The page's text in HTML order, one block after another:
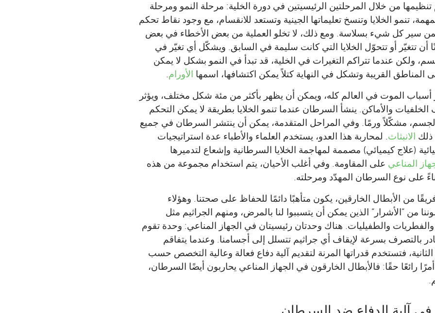
خاضتها خلال نشأتها بجوار الشاطئ ومُعلّمي العلوم الذين زادوا من
مبدعة من أمريكا اللاتينية تتمتع بمهارات رائعة في التواصل وإلقاء
Kevin Alicea-Torres
تنظيمها من خلال المرحلتين الرئيسيتين في دورة الخلية: مرحلة النمو ومرحلة
تنمو الخلايا وتنسخ تعليماتها الجينية وتستعد للانقسام، مع وجود نقاط تحكم
سير كل شيء بسلاسة. ومع ذلك، لا تخلو العملية من بعض الأخطاء في بعض
أن تتغيّر أو تتحوّل الخلايا التي كانت سليمة في السابق. ويشكّل أي تغيّر في
ولكن عندما تتراكم التغيرات في الخلية، قد تبدأ في النمو بشكل لا يمكن
المناطق القريبة وتشكل في النهاية كتلاً يمكن اكتشافها، اسمها الأورام.
أسباب الموت في العالم كله، ويمكن أن يظهر بأكثر من مئة شكل مختلف، ويؤثر
والأماكن. ينشأ السرطان عندما تنمو الخلايا بطريقة لا يمكن التحكم
مشكّلاً ورمًا. وفي المراحل المتقدمة، يمكن أن ينتشر السرطان في جميع
ذلك الانبثاث. لمحاربة هذا العدو، يستخدم العلماء والأطباء عدة استراتيجيات
(علاج كيميائي) مصممة لمهاجمة الخلايا السرطانية وإشعاع لتدميرها
المناعي على المقاومة. وفي أغلب الأحيان، يتم استخدام مجموعة من هذه
على نوع السرطان المهدّد ومرحلته.
من الأبطال الخارقين، يكون متأهبًا دائمًا للحفاظ على صحتنا. وهؤلاء
من ”الأشرار” الذين يمكن أن يتسببوا لنا بالمرض، ومنهم الجراثيم مثل
والفطريات والطفيليات. هناك وحدتان رئيسيتان في الجهاز المناعي: وحدة تقوم
بالتصرف بسرعة لإيقاف أي جراثيم تتسلل إلى أجسامنا. وعندما يتفاقم
فتستخدم قدراتها المرنة لتقديم آلية دفاع فعالة وعالية التخصص حسب
أمرًا رائعًا حقًا: فالأبطال الخارقون في الجهاز المناعي يحاربون أيضًا السرطان،